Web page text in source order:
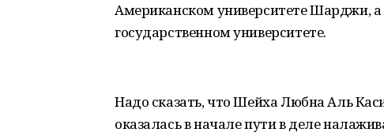
Американском университете Шарджи,
государственном университете.
Надо сказать, что Шейха Любна Аль
оказалась в начале пути в деле